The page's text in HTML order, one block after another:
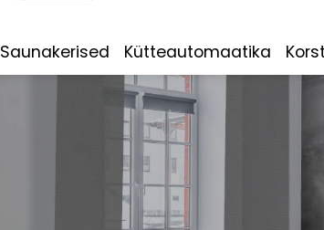
Saunakerised Kütteautomaatika